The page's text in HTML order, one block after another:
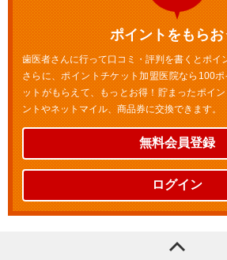
ポイントをもらお
歯医者さんに行って口コミ・評判を書くとポイ
さらに、ポイントチケット加盟医院なら100
ットがもらえて、もっとお得！貯まったポイ
ントやネットマイル、商品券に交換できます。
無料会員登録
ログイン